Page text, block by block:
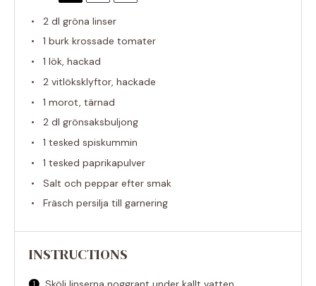
2 dl gröna linser
1 burk krossade tomater
1 lök, hackad
2 vitlöksklyftor, hackade
1 morot, tärnad
2 dl grönsaksbuljong
1 tesked spiskummin
1 tesked paprikapulver
Salt och peppar efter smak
Fräsch persilja till garnering
INSTRUCTIONS